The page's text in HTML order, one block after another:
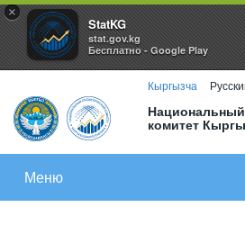
×
StatKG
stat.gov.kg
Бесплатно - Google Play
Кыргызча
Национальный
комитет
Меню